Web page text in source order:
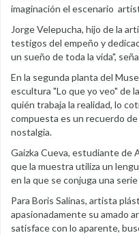
imaginación el escenario
Jorge Velepucha, hijo de la
testigos del empeño y
un sueño de toda la vida",
En la segunda planta del
escultura "Lo que yo veo" de
quién trabaja la realidad, lo
compuesta es un recuerdo
nostalgia.
Gaizka Cueva, estudiante de
que la muestra utiliza un
en la que se conjuga una
Para Boris Salinas, artista
apasionadamente su amado
satisface con lo aparente,